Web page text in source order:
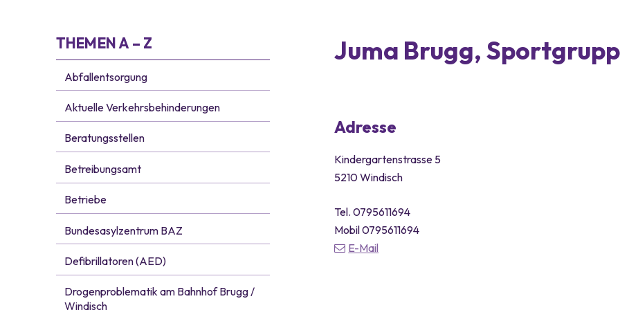
Subnavigation
THEMEN A – Z
Abfallentsorgung
Aktuelle Verkehrsbehinderungen
Beratungsstellen
Betreibungsamt
Betriebe
Bundesasylzentrum BAZ
Defibrillatoren (AED)
Drogenproblematik am Bahnhof Brugg /
Windisch
Juma Brugg,
Adresse
Kindergartenstrasse 5
5210 Windisch
Tel.0795611694
Mobil0795611694
E-Mail